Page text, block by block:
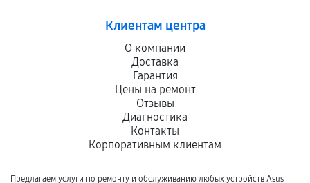
Клиентам центра
О компании
Доставка
Гарантия
Цены на ремонт
Отзывы
Диагностика
Контакты
Корпоративным клиентам
Предлагаем услуги по ремонту и обслуживанию любых устройств Asus